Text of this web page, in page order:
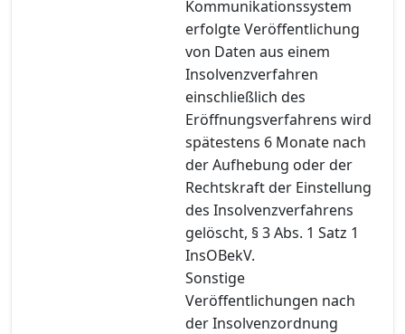
Kommunikationssystem
erfolgte Veröffentlichung
von Daten aus einem
Insolvenzverfahren
einschließlich des
Eröffnungsverfahrens wird
spätestens 6 Monate nach
der Aufhebung oder der
Rechtskraft der Einstellung
des Insolvenzverfahrens
gelöscht, § 3 Abs. 1 Satz 1
InsOBekV.
Sonstige
Veröffentlichungen nach
der Insolvenzordnung